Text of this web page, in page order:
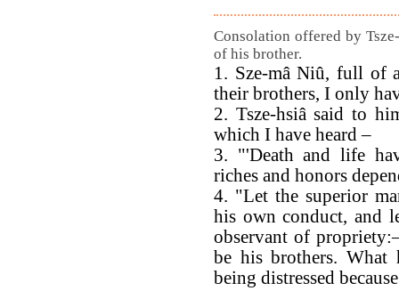
Consolation offered by
of his brother.
1. Sze-mâ Niû, full of
their brothers, I only
2. Tsze-hsiâ said to
which I have heard –
3. "'Death and life
riches and honors
4. "Let the superior
his own conduct, and
observant of
be his brothers.
being distressed